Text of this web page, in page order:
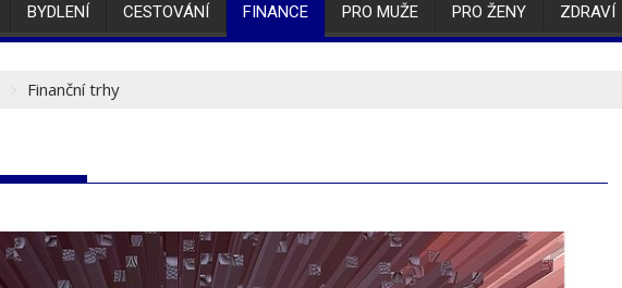
BYDLENÍ CESTOVÁNÍ FINANCE PRO MUŽE PRO ŽENY ZDRAVÍ
Finanční trhy